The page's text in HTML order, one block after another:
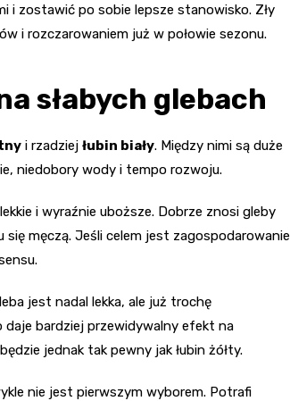
i zostawić po sobie lepsze stanowisko. Zły
i rozczarowaniem już w połowie sezonu.
słabych glebach
i rzadziej łubin biały. Między nimi są duże
niedobory wody i tempo rozwoju.
i wyraźnie uboższe. Dobrze znosi gleby
męczą. Jeśli celem jest zagospodarowanie
jest nadal lekka, ale już trochę
daje bardziej przewidywalny efekt na
jednak tak pewny jak łubin żółty.
nie jest pierwszym wyborem. Potrafi